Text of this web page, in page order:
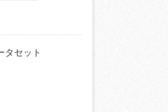
タセット